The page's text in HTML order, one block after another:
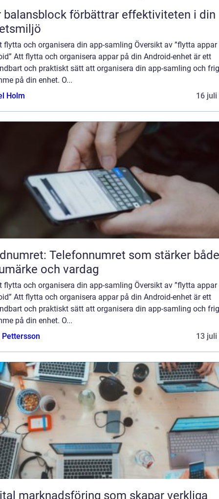
balansblock förbättrar effektiviteten i din
flytta och organisera din app-samling Översikt av ”flytta appar
Att flytta och organisera appar på din Android-enhet är ett
och praktiskt sätt att organisera din app-samling och
på din enhet. O...
Holm
16 juli
Telefonnumret som stärker både
och vardag
flytta och organisera din app-samling Översikt av ”flytta appar
Att flytta och organisera appar på din Android-enhet är ett
och praktiskt sätt att organisera din app-samling och
på din enhet. O...
13 juli
marknadsföring som skapar verkliga